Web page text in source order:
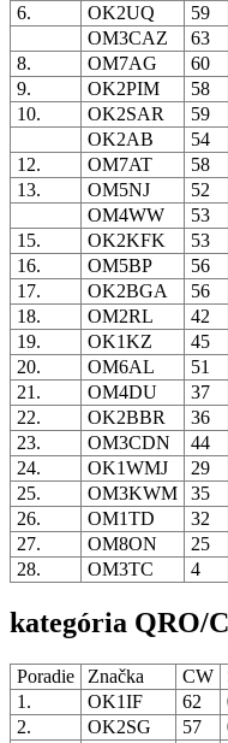
6.
OK2UQ 59
OM3CAZ
63
8.
OM7AG 60
9.
OK2PIM 58
10.
OK2SAR 59
OK2AB
54
12.
OM7AT 58
13.
OM5NJ 52
OM4WW
53
15.
OK2KFK 53
16.
OM5BP 56
17.
OK2BGA 56
18.
OM2RL 42
19.
OK1KZ 45
20.
OM6AL 51
21.
OM4DU 37
22.
OK2BBR 36
23.
OM3CDN 44
24.
OK1WMJ 29
25.
OM3KWM 35
26.
OM1TD 32
27.
OM8ON 25
28.
OM3TC 4
kategória QRO/
Poradie Značka CW
1.
OK1IF 62
2.
OK2SG 57